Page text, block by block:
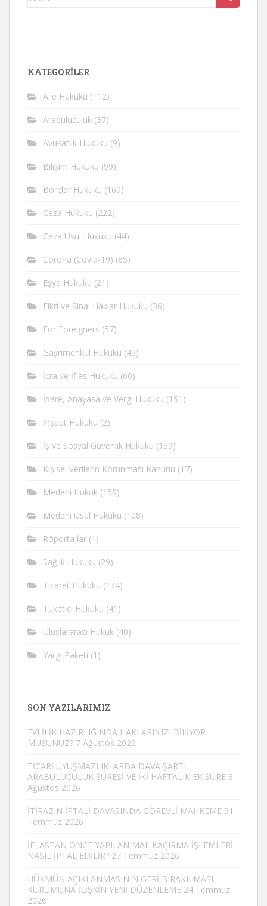
KATEGORİLER
Aile Hukuku (112)
Arabuluculuk (37)
Avukatlık Hukuku (9)
Bilişim Hukuku (99)
Borçlar Hukuku (160)
Ceza Hukuku (222)
Ceza Usul Hukuku (44)
Corona (Covid-19) (85)
Eşya Hukuku (21)
Fikri ve Sinai Haklar Hukuku (36)
For Foreigners (57)
Gayrimenkul Hukuku (45)
İcra ve İflas Hukuku (60)
İdare, Anayasa ve Vergi Hukuku (151)
İnşaat Hukuku (2)
İş ve Sosyal Güvenlik Hukuku (139)
Kişisel Verilerin Korunması Kanunu (17)
Medeni Hukuk (159)
Medeni Usul Hukuku (108)
Röportajlar (1)
Sağlık Hukuku (29)
Ticaret Hukuku (174)
Tüketici Hukuku (41)
Uluslararası Hukuk (40)
Yargı Paketi (1)
SON YAZILARIMIZ
EVLİLİK HAZIRLIĞINDA HAKLARINIZI BİLİYOR
MUSUNUZ? 7 Ağustos 2026
TİCARİ UYUŞMAZLIKLARDA DAVA ŞARTI
ARABULUCULUK SÜRESİ VE İKİ HAFTALIK EK SÜRE 3
Ağustos 2026
İTİRAZIN İPTALİ DAVASINDA GÖREVLİ MAHKEME 31
Temmuz 2026
İFLASTAN ÖNCE YAPILAN MAL KAÇIRMA İŞLEMLERİ
NASIL İPTAL EDİLİR? 27 Temmuz 2026
HÜKMÜN AÇIKLANMASININ GERİ BIRAKILMASI
KURUMUNA İLİŞKİN YENİ DÜZENLEME 24 Temmuz
2026